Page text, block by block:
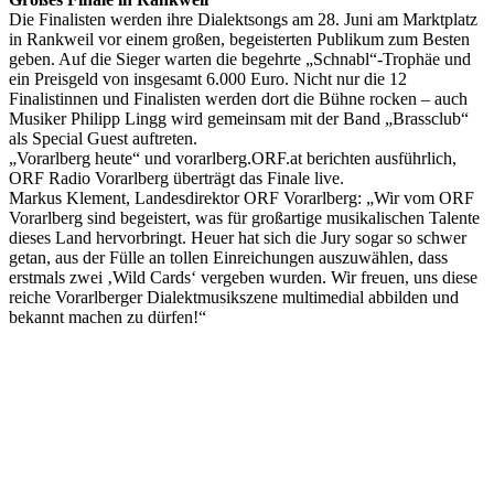
Die Finalisten werden ihre Dialektsongs am 28. Juni am Marktplatz
in Rankweil vor einem großen, begeisterten Publikum zum Besten
geben. Auf die Sieger warten die begehrte „Schnabl“-Trophäe und
ein Preisgeld von insgesamt 6.000 Euro. Nicht nur die 12
Finalistinnen und Finalisten werden dort die Bühne rocken – auch
Musiker Philipp Lingg wird gemeinsam mit der Band „Brassclub“
als Special Guest auftreten.
„Vorarlberg heute“ und vorarlberg.ORF.at berichten ausführlich,
ORF Radio Vorarlberg überträgt das Finale live.
Markus Klement, Landesdirektor ORF Vorarlberg: „Wir vom ORF
Vorarlberg sind begeistert, was für großartige musikalischen Talente
dieses Land hervorbringt. Heuer hat sich die Jury sogar so schwer
getan, aus der Fülle an tollen Einreichungen auszuwählen, dass
erstmals zwei ‚Wild Cards‘ vergeben wurden. Wir freuen, uns diese
reiche Vorarlberger Dialektmusikszene multimedial abbilden und
bekannt machen zu dürfen!“